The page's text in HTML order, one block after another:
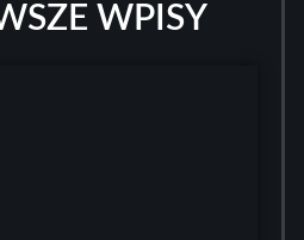
WPISY